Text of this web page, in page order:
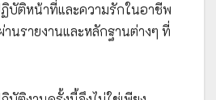
บัติหน้าที่และความรักในอาชีพ
นรายงานและหลักฐานต่างๆ ที่